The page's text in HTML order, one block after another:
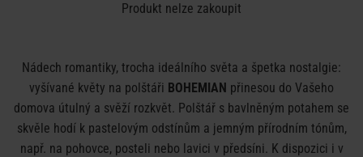
Produkt nelze zakoupit
Nádech romantiky, trocha ideálního světa a špetka nostalgie:
vyšívané květy na polštáři BOHEMIAN přinesou do Vašeho
domova útulný a svěží rozkvět. Polštář s bavlněným potahem se
skvěle hodí k pastelovým odstínům a jemným přírodním tónům,
např. na pohovce, posteli nebo lavici v předsíni. K dispozici i v